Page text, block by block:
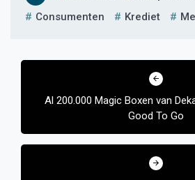
Consumenten
Krediet
Bericht
Al 200.000 Magic Boxen van
Good To Go